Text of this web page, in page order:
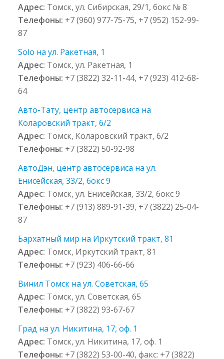
Адрес: Томск, ул. Сибирская, 29/1, бокс № 8
Телефоны: +7 (960) 977-75-75, +7 (952) 152-99-
87
Solo на ул. Ракетная, 1
Адрес: Томск, ул. Ракетная, 1
Телефоны: +7 (3822) 32-11-44, +7 (923) 412-68-
64
Авто-Тату, центр автосервиса на
Коларовский тракт, 6/2
Адрес: Томск, Коларовский тракт, 6/2
Телефоны: +7 (3822) 50-92-98
АвтоДэн, центр автосервиса на ул.
Енисейская, 33/2, бокс 9
Адрес: Томск, ул. Енисейская, 33/2, бокс 9
Телефоны: +7 (913) 889-91-39, +7 (3822) 25-04-
87
Бархатный мир на Иркутский тракт, 81
Адрес: Томск, Иркутский тракт, 81
Телефоны: +7 (923) 406-66-66
Винил Томск на ул. Советская, 65
Адрес: Томск, ул. Советская, 65
Телефоны: +7 (3822) 93-67-67
Град на ул. Никитина, 17, оф. 1
Адрес: Томск, ул. Никитина, 17, оф. 1
Телефоны: +7 (3822) 53-00-40, факс: +7 (3822)